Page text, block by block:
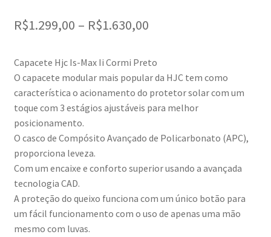
R$1.299,00 – R$1.630,00
Capacete Hjc Is-Max Ii Cormi Preto
O capacete modular mais popular da HJC tem como
característica o acionamento do protetor solar com um
toque com 3 estágios ajustáveis para melhor
posicionamento.
O casco de Compósito Avançado de Policarbonato (APC),
proporciona leveza.
Com um encaixe e conforto superior usando a avançada
tecnologia CAD.
A proteção do queixo funciona com um único botão para
um fácil funcionamento com o uso de apenas uma mão
mesmo com luvas.